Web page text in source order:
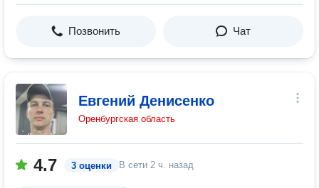
Позвонить Чат
Евгений Денисенко
Оренбургская область
4.7 3 оценки В сети 2 ч. назад